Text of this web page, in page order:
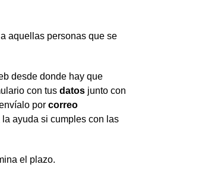
aquellas personas que se
desde donde hay que
con tus datos junto con
por correo
ayuda si cumples con las
el plazo.